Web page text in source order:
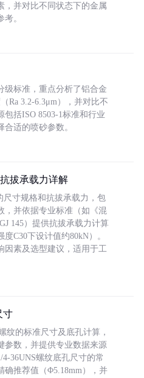
，并对比不同状态下的金属
。
级标准，重点分析了铝合金
Ra 3.2-6.3μm），并对比不
包括ISO 8503-1标准和行业
适的喷砂参数。
拔承载力详解
尺寸规格和抗拔承载力，包
，并依据专业标准（如《混
145）提供抗拔承载力计算
C30下设计值约80kN）。
因素及选型建议，适用于工
寸
纹的标准尺寸及底孔计算，
参数，并提供专业数据来源
4-36UNS螺纹底孔尺寸的常
确推荐值（Φ5.18mm），并